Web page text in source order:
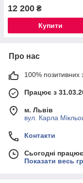
12 200 ₴
Купити
Про нас
100% позитивних з
Працює з
м. Львів
вул. Карла
Контакти
Сьогодні
Показати весь